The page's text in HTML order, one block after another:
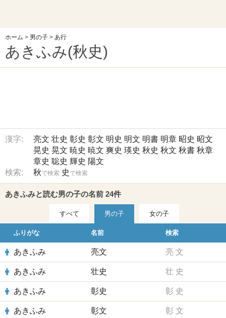
ホーム > 男の子 > あ行
あきふみ(秋史)
漢字: 亮文 壮史 彰史 彰文 明史 明文 明書 明章 昭史 昭文
晃史 晃文 暁史 暁文 爽史 瑛史 秋史 秋文 秋書 秋章
章史 聡史 輝史 陽文
検索:
秋で検索 史 で検索
あきふみと読む男の子の名前 24件
すべて 男の子 女の子
ふりがな 名前 検索
あきふみ 亮文 亮 文
あきふみ 壮史 壮 史
あきふみ 彰史 彰 史
あきふみ 彰文 彰 文